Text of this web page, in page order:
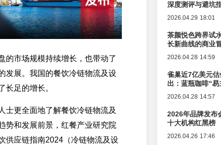
的市场规模持续增长，也带动了
发展。我国的餐饮冷链物流及设
长足的增长。
士更全面地了解餐饮冷链物流及
势和发展前景，红餐产业研究院
供应链指南2024（冷链物流及设
深度测评与避坑
2026.04.29 18:01
茶颜悦色跨界试
长新曲线的商业
2026.04.28 14:59
雀巢近7亿美元
出：蓝瓶咖啡“
2026.04.28 14:57
2026年品牌发布
十大机构红黑榜
2026.04.26 17:46